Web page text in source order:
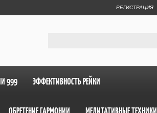
РЕГИСТРАЦИЯ
999 ЭФФЕКТИВНОСТЬ РЕЙКИ